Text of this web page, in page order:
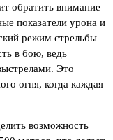
обратить внимание
показатели урона и
режим стрельбы
в бою, ведь
Это
огня, когда каждая
возможность